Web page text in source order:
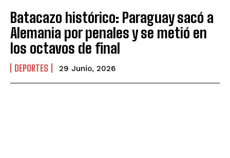
Batacazo histórico: Paraguay sacó a
Alemania por penales y se metió en
los octavos de final
DEPORTES 29 Junio, 2026